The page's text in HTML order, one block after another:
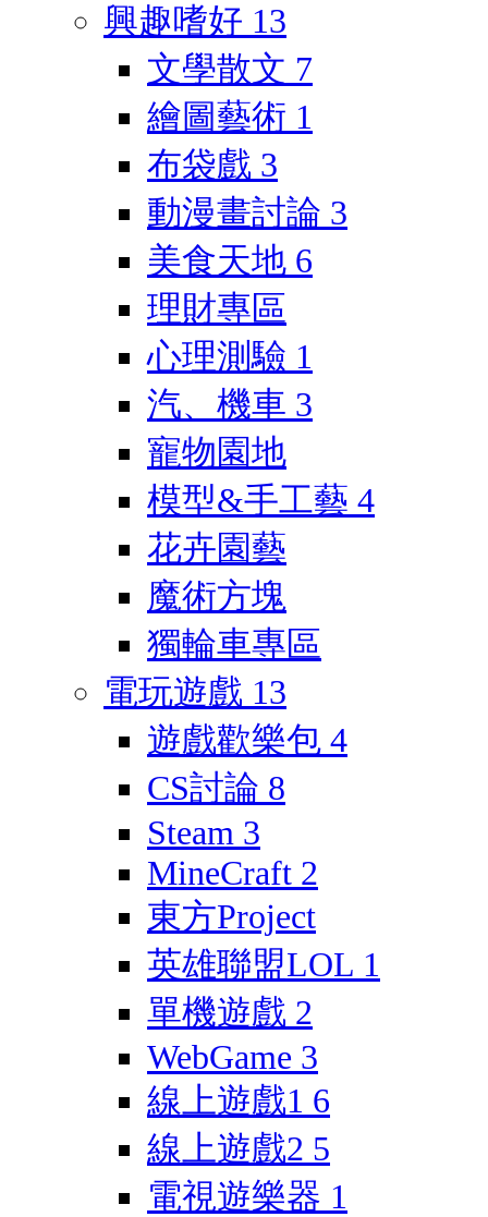
興趣嗜好 13
文學散文 7
繪圖藝術 1
布袋戲 3
動漫畫討論 3
美食天地 6
理財專區
心理測驗 1
汽、機車 3
寵物園地
模型&手工藝 4
花卉園藝
魔術方塊
獨輪車專區
電玩遊戲 13
遊戲歡樂包 4
CS討論 8
Steam 3
MineCraft 2
東方Project
英雄聯盟LOL 1
單機遊戲 2
WebGame 3
線上遊戲1 6
線上遊戲2 5
電視遊樂器 1